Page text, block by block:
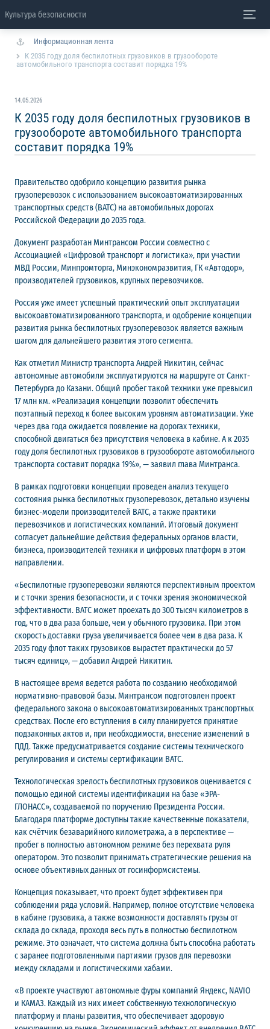
Культура безопасности
Информационная лента
К 2035 году доля беспилотных грузовиков в грузообороте
автомобильного транспорта составит порядка 19%
14.05.2026
К 2035 году доля беспилотных грузовиков в
грузообороте автомобильного транспорта
составит порядка 19%
Правительство одобрило концепцию развития рынка
грузоперевозок с использованием высокоавтоматизированных
транспортных средств (ВАТС) на автомобильных дорогах
Российской Федерации до 2035 года.
Документ разработан Минтрансом России совместно с
Ассоциацией «Цифровой транспорт и логистика», при участии
МВД России, Минпромторга, Минэкономразвития, ГК «Автодор»,
производителей грузовиков, крупных перевозчиков.
Россия уже имеет успешный практический опыт эксплуатации
высокоавтоматизированного транспорта, и одобрение концепции
развития рынка беспилотных грузоперевозок является важным
шагом для дальнейшего развития этого сегмента.
Как отметил Министр транспорта Андрей Никитин, сейчас
автономные автомобили эксплуатируются на маршруте от Санкт-
Петербурга до Казани. Общий пробег такой техники уже превысил
17 млн км. «Реализация концепции позволит обеспечить
поэтапный переход к более высоким уровням автоматизации. Уже
через два года ожидается появление на дорогах техники,
способной двигаться без присутствия человека в кабине. А к 2035
году доля беспилотных грузовиков в грузообороте автомобильного
транспорта составит порядка 19%», — заявил глава Минтранса.
В рамках подготовки концепции проведен анализ текущего
состояния рынка беспилотных грузоперевозок, детально изучены
бизнес-модели производителей ВАТС, а также практики
перевозчиков и логистических компаний. Итоговый документ
согласует дальнейшие действия федеральных органов власти,
бизнеса, производителей техники и цифровых платформ в этом
направлении.
«Беспилотные грузоперевозки являются перспективным проектом
и с точки зрения безопасности, и с точки зрения экономической
эффективности. ВАТС может проехать до 300 тысяч километров в
год, что в два раза больше, чем у обычного грузовика. При этом
скорость доставки груза увеличивается более чем в два раза. К
2035 году флот таких грузовиков вырастет практически до 57
тысяч единиц», — добавил Андрей Никитин.
В настоящее время ведется работа по созданию необходимой
нормативно-правовой базы. Минтрансом подготовлен проект
федерального закона о высокоавтоматизированных транспортных
средствах. После его вступления в силу планируется принятие
подзаконных актов и, при необходимости, внесение изменений в
ПДД. Также предусматривается создание системы технического
регулирования и системы сертификации ВАТС.
Технологическая зрелость беспилотных грузовиков оценивается с
помощью единой системы идентификации на базе «ЭРА-
ГЛОНАСС», создаваемой по поручению Президента России.
Благодаря платформе доступны такие качественные показатели,
как счётчик безаварийного километража, а в перспективе —
пробег в полностью автономном режиме без перехвата руля
оператором. Это позволит принимать стратегические решения на
основе объективных данных от госинформсистемы.
Концепция показывает, что проект будет эффективен при
соблюдении ряда условий. Например, полное отсутствие человека
в кабине грузовика, а также возможности доставлять грузы от
склада до склада, проходя весь путь в полностью беспилотном
режиме. Это означает, что система должна быть способна работать
с заранее подготовленными партиями грузов для перевозки
между складами и логистическими хабами.
«В проекте участвуют автономные фуры компаний Яндекс, NAVIO
и КАМАЗ. Каждый из них имеет собственную технологическую
платформу и планы развития, что обеспечивает здоровую